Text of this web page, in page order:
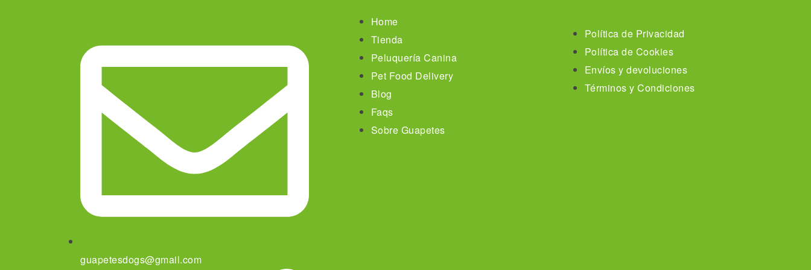
guapetesdogs@gmail.com
Home
Tienda
Peluquería Canina
Pet Food Delivery
Blog
Faqs
Sobre Guapetes
Política de Privacidad
Política de Cookies
Envíos y devoluciones
Términos y Condiciones